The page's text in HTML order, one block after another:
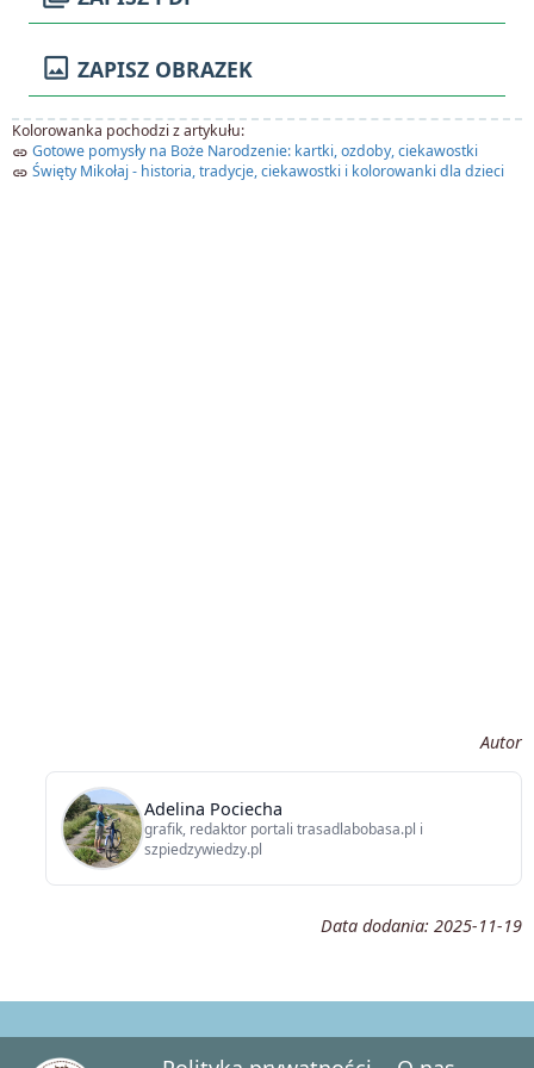
image ZAPISZ OBRAZEK
Kolorowanka pochodzi z artykułu:
link Gotowe pomysły na Boże Narodzenie: kartki, ozdoby, ciekawostki
link Święty Mikołaj - historia, tradycje, ciekawostki i kolorowanki dla dzieci
Autor
Adelina Pociecha
grafik, redaktor portali trasadlabobasa.pl i
szpiedzywiedzy.pl
Data dodania: 2025-11-19